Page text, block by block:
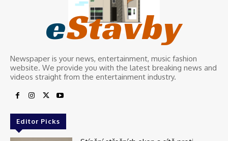
eStavby
Newspaper is your news, entertainment, music fashion
website. We provide you with the latest breaking news and
videos straight from the entertainment industry.
Editor Picks